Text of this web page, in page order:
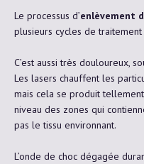
Le processus d’enlèvement
plusieurs cycles de
C’est aussi très douloureux,
Les lasers chauffent les
mais cela se produit
niveau des zones qui
pas le tissu environnant.
L’onde de choc dégagée